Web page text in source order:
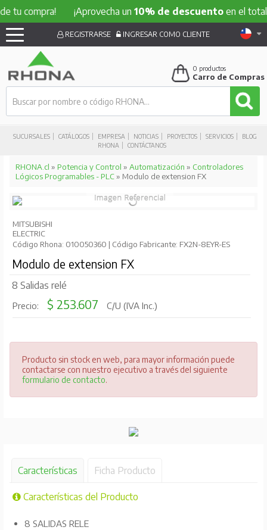
¡Aprovecha un10% de descuentoen el total de tu
SUCURSALES CATÁLOGOS EMPRESA NOTICIAS PROYECTOS SERVICIOS
BLOG
RHONA
CONTÁCTANOS
REGISTRARSE INGRESAR COMO CLIENTE
0 productos
Carro de Compras
RHONA.cl » Potencia y Control » Automatización » Controladores
Lógicos Programables - PLC» Modulo de extension FX
MITSUBISHI
ELECTRIC
Código Rhona: 010050360 | Código Fabricante: FX2N-8EYR-ES
Modulo de extension FX
8 Salidas relé
Precio: $ 253.607 C/U (IVA Inc.)
Producto sin stock en web, para mayor información puede
contactarse con nuestro ejecutivo a través del siguiente
formulario de contacto.
Características Ficha Producto
Características del Producto
8 SALIDAS RELE